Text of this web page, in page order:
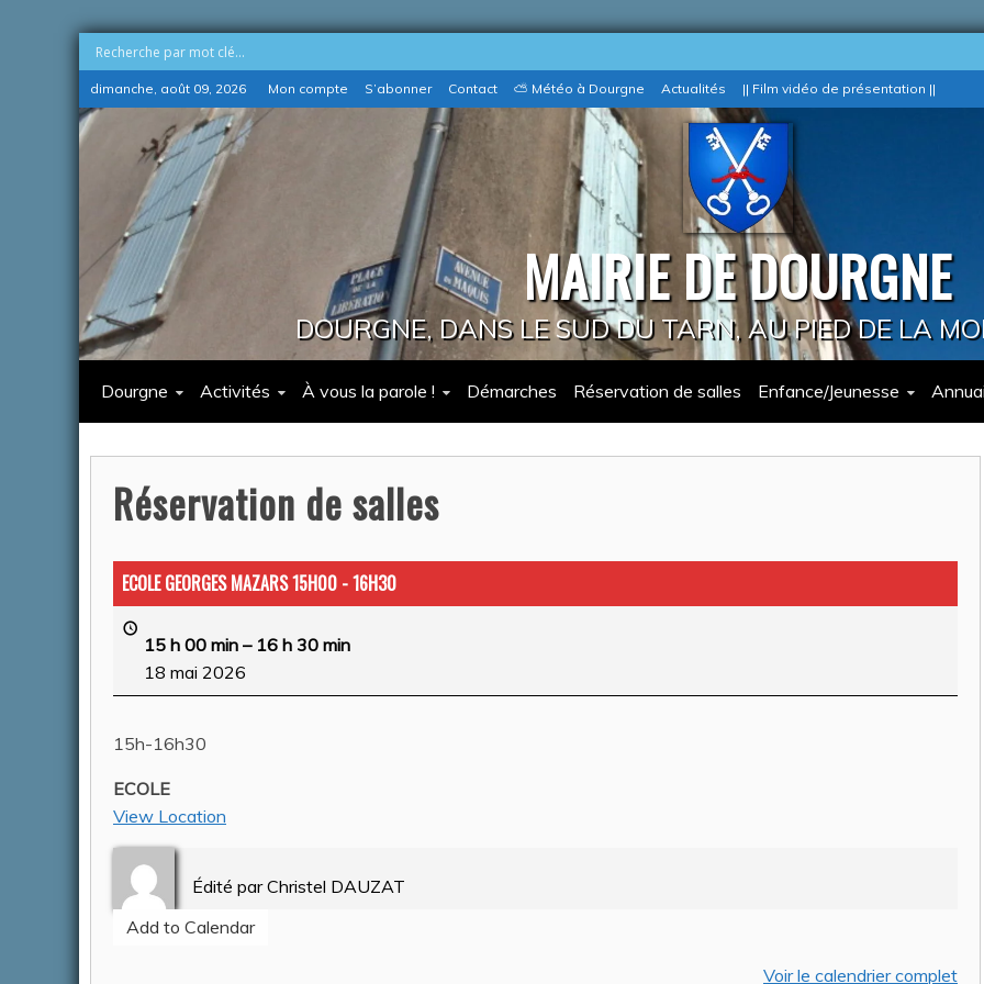
Skip
to
content
dimanche, août 09, 2026 Mon compte S’abonner Contact ⛅ Météo à Dourgne Actualités || Film vidéo de présentation ||
MAIRIE DE DOURGNE
DOURGNE, DANS LE SUD DU TARN, AU PIED DE LA
Dourgne Activités À vous la parole ! Démarches Réservation de salles Enfance/Jeunesse
Réservation de salles
ECOLE GEORGES MAZARS 15H00 - 16H30
15 h 00 min – 16 h 30 min
18 mai 2026
15h-16h30
ECOLE
View Location
Édité par Christel DAUZAT
Add to Calendar
Voir le calendrier complet
DU RESEAU D’EAU